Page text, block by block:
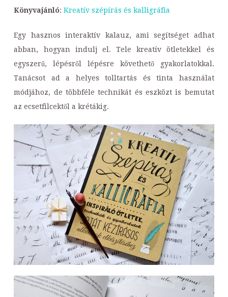
Könyvajánló:Kreatív ​szépírás és kalligráfia
Egy hasznos interaktív kalauz, ami segítséget adhat
abban, hogyan indulj el. Tele kreatív ötletekkel és
egyszerű, lépésről lépésre követhető gyakorlatokkal.
Tanácsot ad a helyes tolltartás és tinta használat
módjához, de többféle technikát és eszközt is bemutat
az ecsetfilcektől a krétákig.